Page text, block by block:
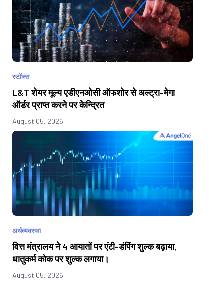
स्टॉक्स
L&T शेयर मूल्य एडीएनओसी ऑफशोर से अल्ट्रा-मेगा
ऑर्डर प्राप्त करने पर केन्द्रित
August 05, 2026
अर्थव्यवस्था
वित्त मंत्रालय ने 4 आयातों पर एंटी-डंपिंग शुल्क बढ़ाया,
धातुकर्म कोक पर शुल्क लगाया।
August 05, 2026